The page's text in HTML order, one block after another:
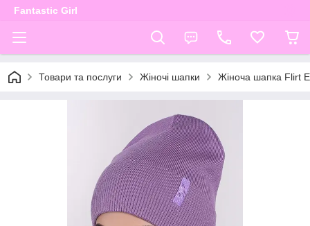
Fantastic Girl
Товари та послуги Жіночі шапки Жіноча шапка Flirt